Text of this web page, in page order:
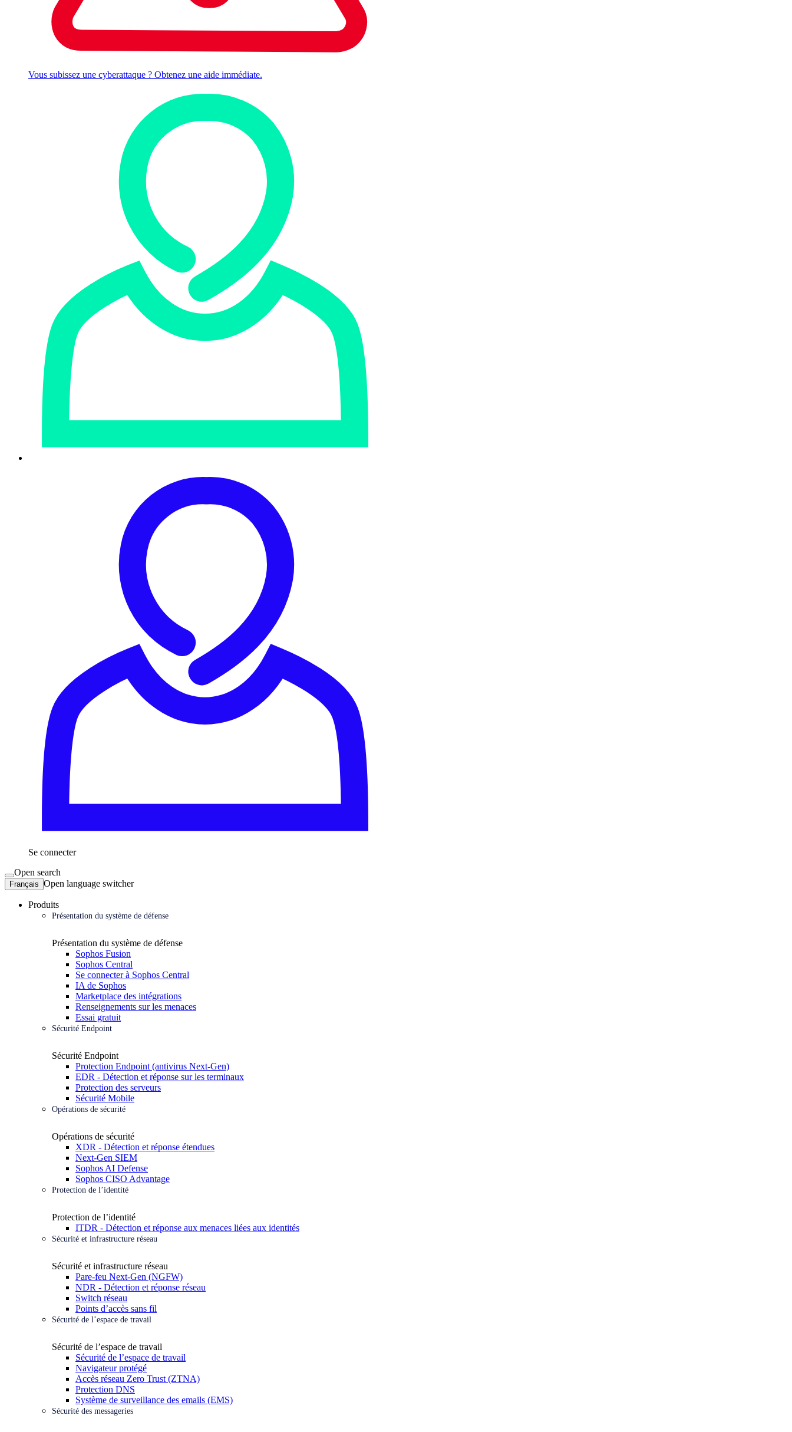
Vous subissez une cyberattaque ? Obtenez une aide immédiate.
Se connecter
Open search
Français Open language switcher
Produits
Présentation du système de défense
Présentation du système de défense
Sophos Fusion
Sophos Central
Se connecter à Sophos Central
IA de Sophos
Marketplace des intégrations
Renseignements sur les menaces
Essai gratuit
Sécurité Endpoint
Sécurité Endpoint
Protection Endpoint (antivirus Next-Gen)
EDR - Détection et réponse sur les terminaux
Protection des serveurs
Sécurité Mobile
Opérations de sécurité
Opérations de sécurité
XDR - Détection et réponse étendues
Next-Gen SIEM
Sophos AI Defense
Sophos CISO Advantage
Protection de l’identité
Protection de l’identité
ITDR - Détection et réponse aux menaces liées aux identités
Sécurité et infrastructure réseau
Sécurité et infrastructure réseau
Pare-feu Next-Gen (NGFW)
NDR - Détection et réponse réseau
Switch réseau
Points d’accès sans fil
Sécurité de l’espace de travail
Sécurité de l’espace de travail
Sécurité de l’espace de travail
Navigateur protégé
Accès réseau Zero Trust (ZTNA)
Protection DNS
Système de surveillance des emails (EMS)
Sécurité des messageries